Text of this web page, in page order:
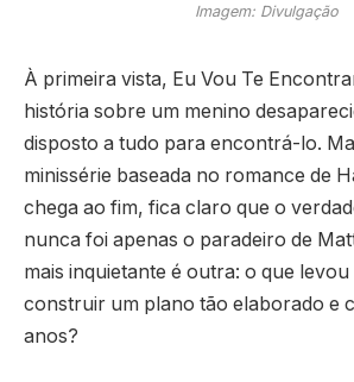
Imagem: Divulgação
À primeira vista, Eu Vou Te
história sobre um menino
disposto a tudo para encontrá-lo.
minissérie baseada no romance de
chega ao fim, fica claro que o
nunca foi apenas o paradeiro de
mais inquietante é outra: o que
construir um plano tão elaborado e
anos?